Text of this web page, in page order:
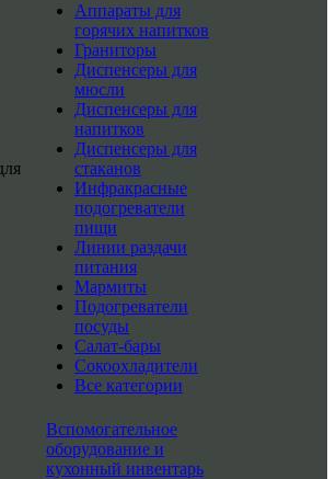
Аппараты для
горячих напитков
Граниторы
Диспенсеры для
мюсли
Диспенсеры для
напитков
Диспенсеры для
стаканов
Инфракрасные
подогреватели
пищи
Линии раздачи
питания
Мармиты
Подогреватели
посуды
Салат-бары
Сокоохладители
Все категории
Вспомогательное
оборудование и
кухонный инвентарь